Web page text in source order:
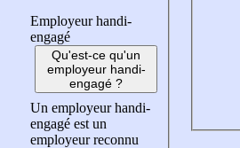
Employeur handi-
engagé
Qu'est-ce qu'un
employeur handi-
engagé ?
Un employeur handi-
engagé est un
employeur reconnu